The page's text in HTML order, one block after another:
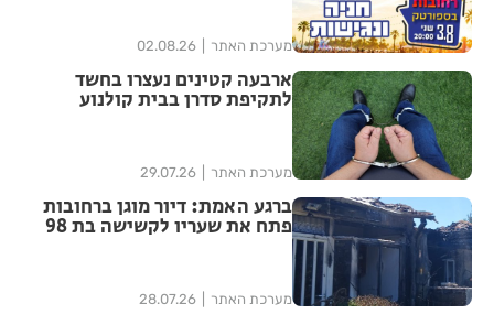
מערכת האתר 02.08.26
ארבעה קטינים נעצרו בחשד
לתקיפת סדרן בבית קולנוע
מערכת האתר 29.07.26
ברגע האמת: דיור מוגן ברחובות
פתח את שעריו לקשישה בת 98
מערכת האתר 28.07.26